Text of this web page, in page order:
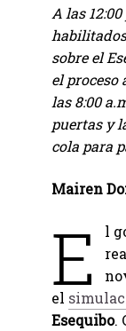
A las
sobre el
el proceso
las 8:00
puertas y
cola para
Mairen
E
l
el
Esequibo.